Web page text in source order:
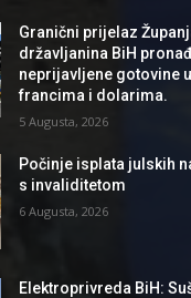
Granični prijelaz
državljanina BiH
neprijavljene gotovine
francima i dolarima.
5 Augusta, 2026
Počinje isplata julskih
s invaliditetom
6 Augusta, 2026
Elektroprivreda BiH: